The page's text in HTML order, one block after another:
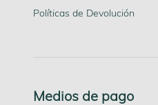
Políticas de Devolución
Medios de pago